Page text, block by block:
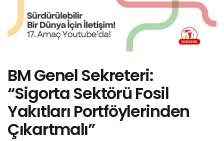
BM Genel Sekreteri:
“Sigorta Sektörü Fosil
Yakıtları Portföylerinden
Çıkartmalı”